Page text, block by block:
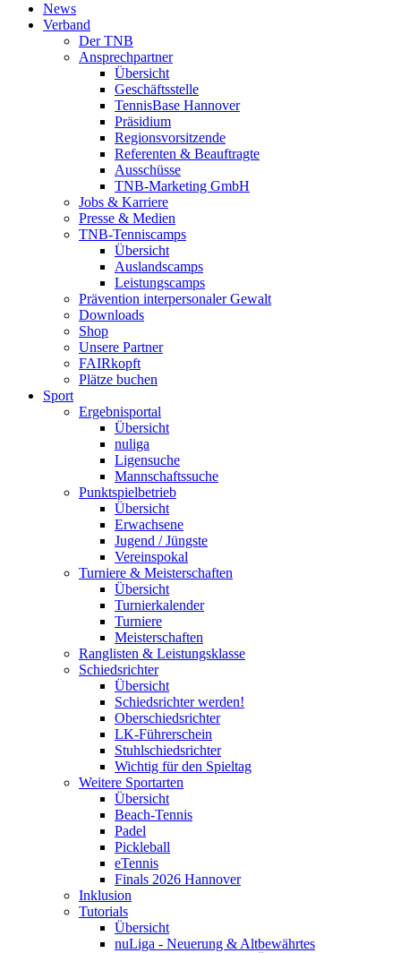
News
Verband
Der TNB
Ansprechpartner
Übersicht
Geschäftsstelle
TennisBase Hannover
Präsidium
Regionsvorsitzende
Referenten & Beauftragte
Ausschüsse
TNB-Marketing GmbH
Jobs & Karriere
Presse & Medien
TNB-Tenniscamps
Übersicht
Auslandscamps
Leistungscamps
Prävention interpersonaler Gewalt
Downloads
Shop
Unsere Partner
FAIRkopft
Plätze buchen
Sport
Ergebnisportal
Übersicht
nuliga
Ligensuche
Mannschaftssuche
Punktspielbetrieb
Übersicht
Erwachsene
Jugend / Jüngste
Vereinspokal
Turniere & Meisterschaften
Übersicht
Turnierkalender
Turniere
Meisterschaften
Ranglisten & Leistungsklasse
Schiedsrichter
Übersicht
Schiedsrichter werden!
Oberschiedsrichter
LK-Führerschein
Stuhlschiedsrichter
Wichtig für den Spieltag
Weitere Sportarten
Übersicht
Beach-Tennis
Padel
Pickleball
eTennis
Finals 2026 Hannover
Inklusion
Tutorials
Übersicht
nuLiga - Neuerung & Altbewährtes